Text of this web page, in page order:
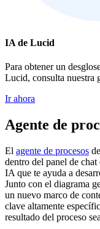
IA de Lucid
Para obtener un
Lucid, consulta nuestra
Ir ahora
Agente de
El agente de procesos
dentro del panel de
IA que te ayuda a
Junto con el diagrama
un nuevo marco de
clave altamente
resultado del proceso